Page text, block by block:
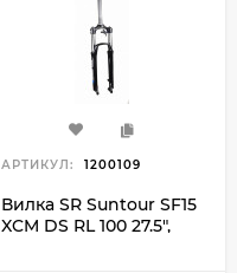
АРТИКУЛ: 1200109
Вилка SR Suntour SF15
XCM DS RL 100 27.5",